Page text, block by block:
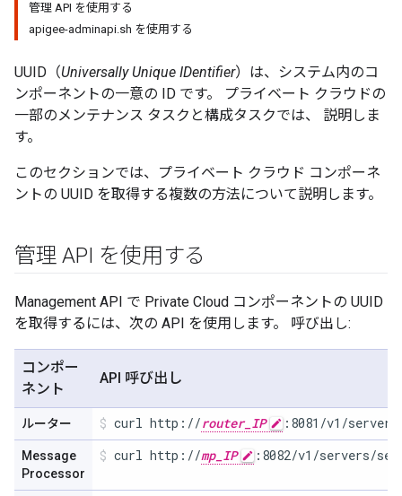
管理 API を使用する
apigee-adminapi.sh を使用する
UUID（Universally Unique IDentifier）は、システム内のコ
ンポーネントの一意の ID です。 プライベート クラウドの
一部のメンテナンス タスクと構成タスクでは、 説明しま
す。
このセクションでは、プライベート クラウド コンポーネ
ントの UUID を取得する複数の方法について説明します。
管理 API を使用する
Management API で Private Cloud コンポーネントの UUID
を取得するには、次の API を使用します。 呼び出し:
コンポー
ネント
API 呼び出し
ルーター curl http://router_IP :8081/v1/
Message
Processor
curl http://mp_IP :8082/v1/servers/